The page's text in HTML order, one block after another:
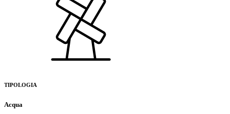
TIPOLOGIA
Acqua